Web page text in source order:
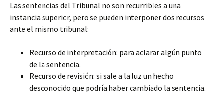
Las sentencias del Tribunal no son recurribles a una
instancia superior, pero se pueden interponer dos recursos
ante el mismo tribunal:
Recurso de interpretación: para aclarar algún punto
de la sentencia.
Recurso de revisión: si sale a la luz un hecho
desconocido que podría haber cambiado la sentencia.